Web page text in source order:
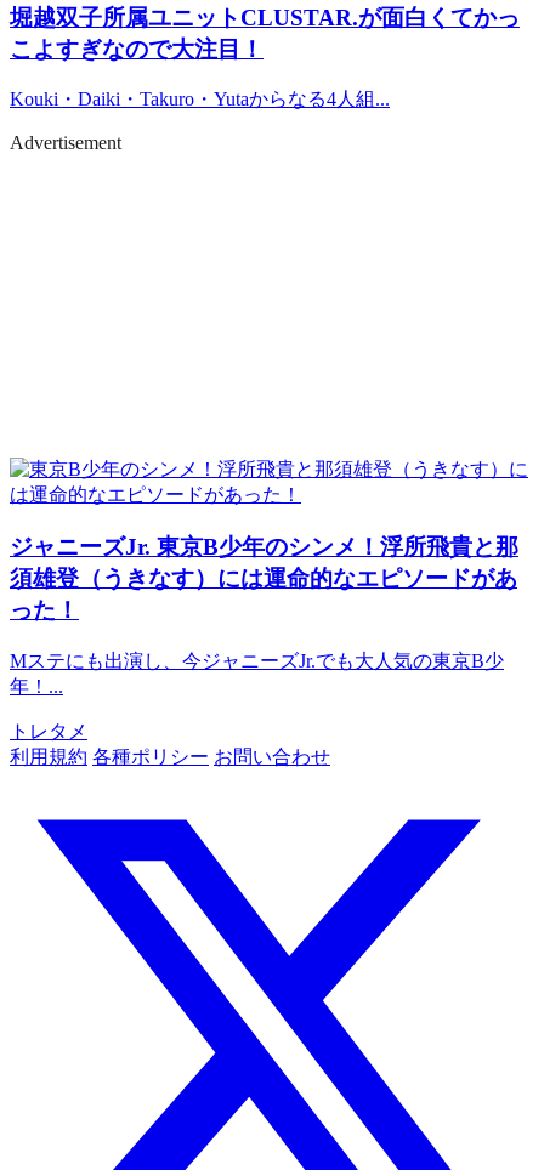
堀越双子所属ユニットCLUSTAR.が面白くてかっ
こよすぎなので大注目！
Kouki・Daiki・Takuro・Yutaからなる4人組...
Advertisement
ジャニーズJr. 東京B少年のシンメ！浮所飛貴と那
須雄登（うきなす）には運命的なエピソードがあ
った！
Mステにも出演し、今ジャニーズJr.でも大人気の東京B少
年！...
トレタメ
利用規約 各種ポリシー お問い合わせ